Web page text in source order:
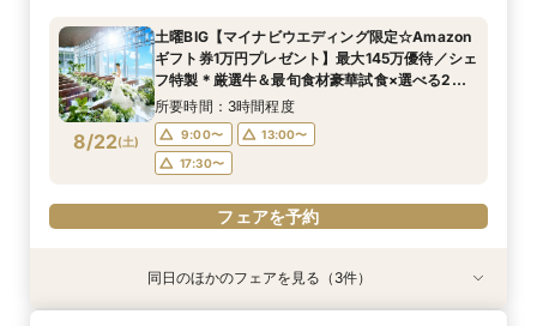
8/21(金)
10:00〜
12:00〜
14:00〜
16:00〜
17:30〜
フェアを予約
8/21(金)
10:00〜
12:00〜
14:00〜
16:00〜
17:30〜
フェアを予約
8/22(土)
土曜BIG【マイナビウエディング限定☆Amazon
ギフト券1万円プレゼント】最大145万優待／シェ
フ特製＊厳選牛＆最旬食材豪華試食×選べる2つ
のチャペル＆フロア貸切全館ALL見学
所要時間：3時間程度
9:00〜
13:00〜
17:30〜
フェアを予約
特典あり
特典あり
特典あり同日のほかのフェアを見る（3件）